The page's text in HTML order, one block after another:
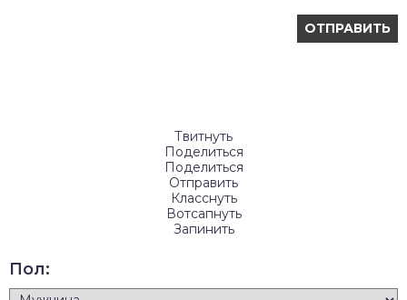
Твитнуть
Поделиться
Поделиться
Отправить
Класснуть
Вотсапнуть
Запинить
Пол: